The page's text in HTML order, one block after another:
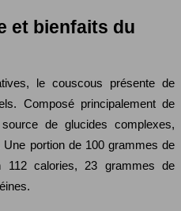
et bienfaits du
le couscous présente de
Composé principalement de
de glucides complexes,
portion de 100 grammes de
112 calories, 23 grammes de